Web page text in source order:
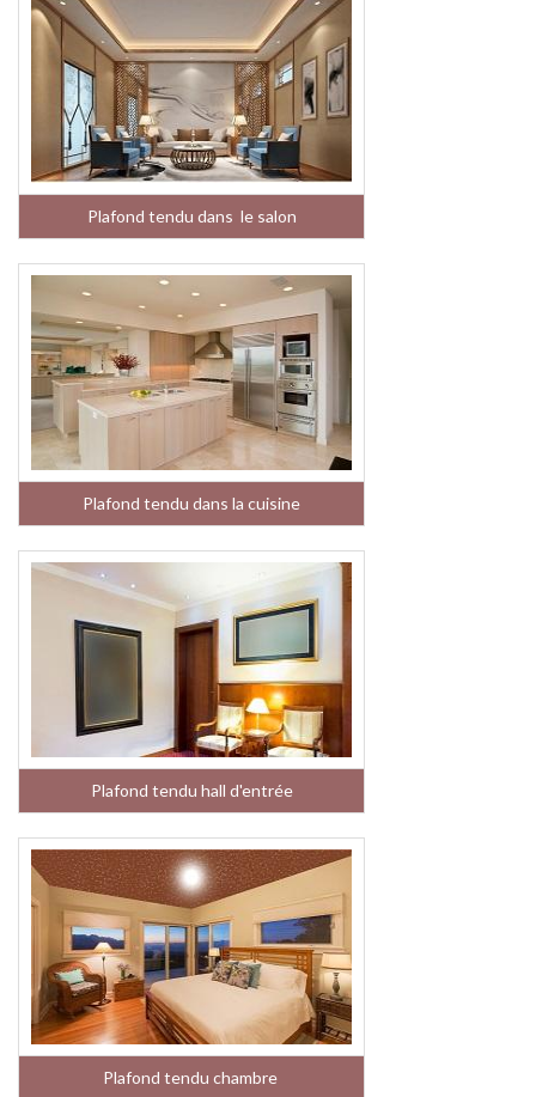
Plafond tendu dans le salon
Plafond tendu dans la cuisine
Plafond tendu hall d'entrée
Plafond tendu chambre